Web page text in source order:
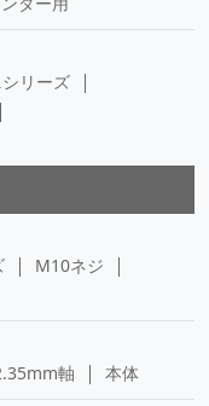
リーズ
M10ネジ
軸 本体